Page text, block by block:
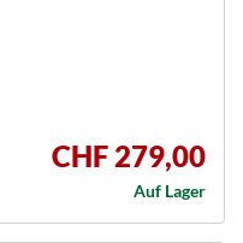
CHF 279,00
Auf Lager